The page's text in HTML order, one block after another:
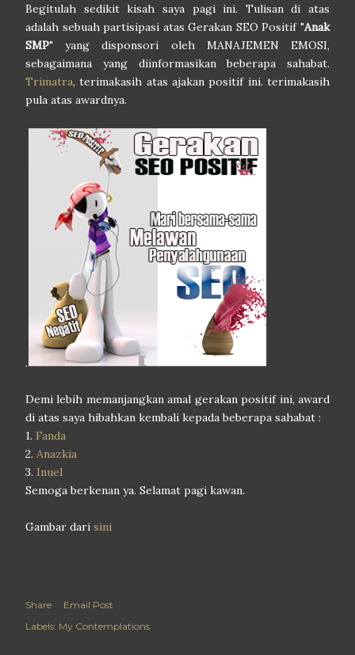
Begitulah sedikit kisah saya pagi ini. Tulisan di atas
adalah sebuah partisipasi atas Gerakan SEO Positif "Anak
SMP" yang disponsori oleh MANAJEMEN EMOSI,
sebagaimana yang diinformasikan beberapa sahabat.
Trimatra, terimakasih atas ajakan positif ini. terimakasih
pula atas awardnya.
.
Demi lebih memanjangkan amal gerakan positif ini, award
di atas saya hibahkan kembali kepada beberapa sahabat :
1. Fanda
2. Anazkia
3. Inuel
Semoga berkenan ya. Selamat pagi kawan.
Gambar dari sini
Share
Email Post
Labels: My Contemplations